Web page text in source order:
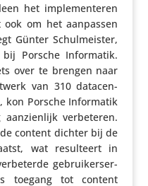
het imple­men­teren
om het aanpassen
Günter Schul­meister,
Porsche Infor­matik.
over te brengen naar
van 310 data­cen­
kon Porsche Infor­matik
verbe­teren.
content dichter bij de
wat resul­teert in
gebrui­ker­s­er­
toegang tot content